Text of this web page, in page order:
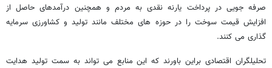
صرفه جویی در پرداخت یارنه نقدی به مردم و همچنین درآمدهای حاصل از
افزایش قیمت سوخت را در حوزه های مختلف مانند تولید و کشاورزی سرمایه
گذاری می کنند.
تحلیلگران اقتصادی براین باورند که این منابع می تواند به سمت تولید هدایت